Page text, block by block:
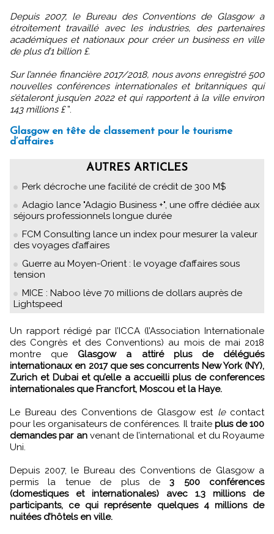
Depuis 2007, le Bureau des Conventions de Glasgow a
étroitement travaillé avec les industries, des partenaires
académiques et nationaux pour créer un business en ville
de plus d’1 billion £.
Sur l’année financière 2017/2018, nous avons enregistré 500
nouvelles conférences internationales et britanniques qui
s’étaleront jusqu’en 2022 et qui rapportent à la ville environ
143 millions £”.
Glasgow en tête de classement pour le tourisme
d’affaires
AUTRES ARTICLES
Perk décroche une facilité de crédit de 300 M$
Adagio lance "Adagio Business +", une offre dédiée aux
séjours professionnels longue durée
FCM Consulting lance un index pour mesurer la valeur
des voyages d’affaires
Guerre au Moyen-Orient : le voyage d’affaires sous
tension
MICE : Naboo lève 70 millions de dollars auprès de
Lightspeed
Un rapport rédigé par l’ICCA (l’Association Internationale
des Congrès et des Conventions) au mois de mai 2018
montre que Glasgow a attiré plus de délégués
internationaux en 2017 que ses concurrents New York (NY),
Zurich et Dubai et qu’elle a accueilli plus de conferences
internationales que Francfort, Moscou et la Haye.
Le Bureau des Conventions de Glasgow est lecontact
pour les organisateurs de conférences. Il traiteplus de 100
demandes par anvenant de l’international et du Royaume
Uni.
Depuis 2007, le Bureau des Conventions de Glasgow a
permis la tenue de plus de3 500 conférences
(domestiques et internationales) avec 1.3 millions de
participants, ce qui représente quelques 4 millions de
nuitées d’hôtels en ville.